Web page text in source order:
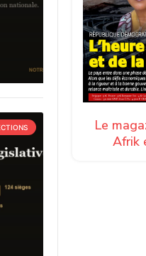
Le
Afrik